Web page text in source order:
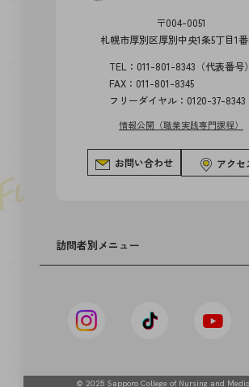
〒004-0051
札幌市厚別区厚別中央1条5丁目1
TEL：011-801-8343（代表番号）
FAX：011-801-8345
フリーダイヤル：0120-37-8343
情報公開（職業実践専門課程）
お問い合わせ アクセ
訪問者別メニュー
高等学校の先生方へ
© 2025 Sapporo College of Nursing and